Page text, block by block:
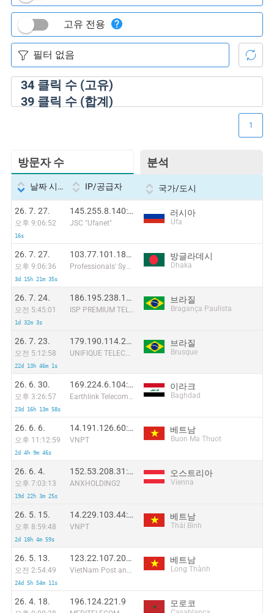
34클릭 수 (고유)
39클릭 수 (합계)
고유 전용
방문자 수 분석
1
날짜 시간 IP/공급자 국가/도시
26. 7. 27.
오후 9:06:52
16s
145.255.8.140:40035
JSC "Ufanet"
러시아
Ufa
26. 7. 27.
오후 9:06:36
3d 15h 21m 35s
103.77.101.183:55528
Professionals' Systems
방글라데시
Dhaka
26. 7. 24.
오전 5:45:01
1d 32m 3s
186.195.238.17:18635
ISP PREMIUM TELECOM S/A
브라질
Bragança Paulista
26. 7. 23.
오전 5:12:58
22d 13h 46m 1s
179.190.114.25:17763
UNIFIQUE TELECOMUNICACOES S/A
브라질
Brusque
26. 6. 30.
오후 3:26:57
23d 16h 13m 58s
169.224.6.104:55568
Earthlink Telecommunications Equipment Trading & Services DMCC
이라크
Baghdad
26. 6. 6.
오후 11:12:59
2d 4h 9m 46s
14.191.126.60:14274
VNPT
베트남
Buon Ma Thuot
26. 6. 4.
오후 7:03:13
19d 22h 3m 25s
152.53.208.31:49440
ANXHOLDING2
오스트리아
Vienna
26. 5. 15.
오후 8:59:48
2d 18h 4m 59s
14.229.103.44:47817
VNPT
베트남
Thái Bình
26. 5. 13.
오전 2:54:49
24d 5h 54m 11s
123.22.107.208:36493
VietNam Post and Telecom Corporation
베트남
Long Thành
26. 4. 18. 196.124.221.9 모로코